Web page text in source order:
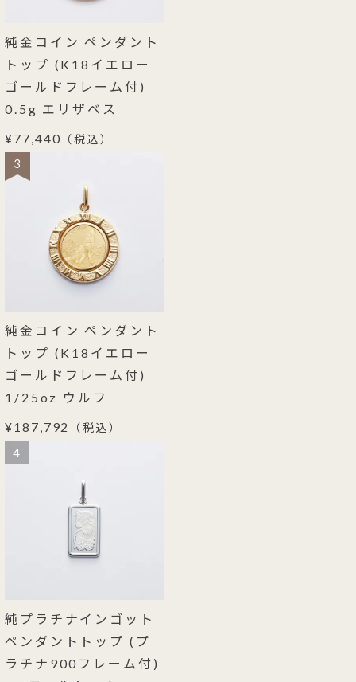
純金コイン ペンダント
トップ (K18イエロー
ゴールドフレーム付)
0.5g エリザベス
¥77,440 （税込）
3
純金コイン ペンダント
トップ (K18イエロー
ゴールドフレーム付)
1/25oz ウルフ
¥187,792
（税込）
4
純プラチナインゴット
ペンダントトップ (プ
ラチナ900フレーム付)